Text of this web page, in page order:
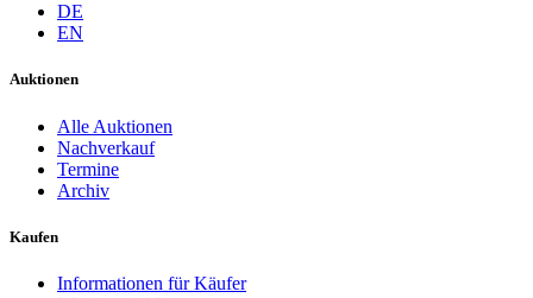
DE
EN
Auktionen
Alle Auktionen
Nachverkauf
Termine
Archiv
Kaufen
Informationen für Käufer